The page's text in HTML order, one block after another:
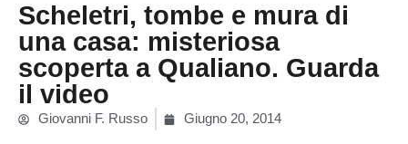
Scheletri, tombe e mura di
una casa: misteriosa
scoperta a Qualiano. Guarda
il video
Giovanni F. Russo Giugno 20, 2014